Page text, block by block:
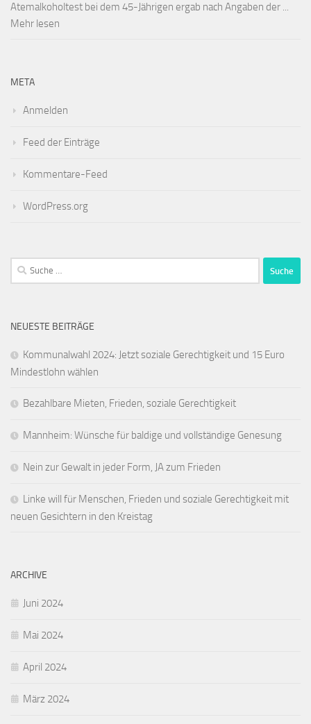
Atemalkoholtest bei dem 45-Jährigen ergab nach Angaben der ...
Mehr lesen
META
Anmelden
Feed der Einträge
Kommentare-Feed
WordPress.org
Suche
nach:
NEUESTE BEITRÄGE
Kommunalwahl 2024: Jetzt soziale Gerechtigkeit und 15 Euro
Mindestlohn wählen
Bezahlbare Mieten, Frieden, soziale Gerechtigkeit
Mannheim: Wünsche für baldige und vollständige Genesung
Nein zur Gewalt in jeder Form, JA zum Frieden
Linke will für Menschen, Frieden und soziale Gerechtigkeit mit
neuen Gesichtern in den Kreistag
ARCHIVE
Juni 2024
Mai 2024
April 2024
März 2024